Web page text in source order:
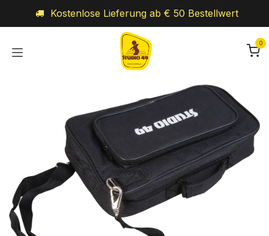
Kostenlose Lieferung ab € 50 Bestellwert
0